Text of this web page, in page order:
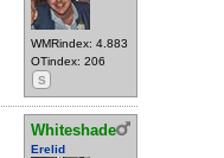
WMRindex: 4.883
OTindex: 206
S
Whiteshade
Erelid